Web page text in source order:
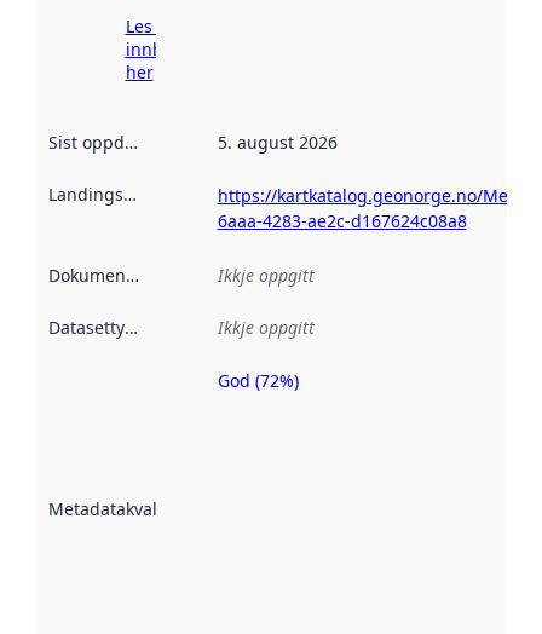
Les meir om
innhenting
her
Sist oppdatert 5. august 2026
Landingsside
https://kartkatalog.geonorge.no/
6aaa-4283-ae2c-d167624c08a8
Dokumentasjon Ikkje oppgitt
Datasettype Ikkje oppgitt
Metadatakvalitet
Metadatakvalitet
God (72%)